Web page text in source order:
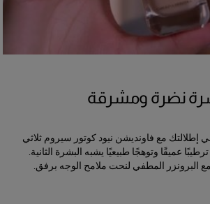
نضرة ومشرقة
مع فاونديشن نيود كوتور سيروم ثلاثي
عميقًا وتوهجًا طبيعيًا يشبه البشرة الثانية.
البرونزر المطفي لنحت ملامح الوجه برفق.